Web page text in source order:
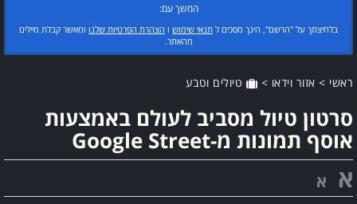
המשך עם:
בלחיצתך על "הרשם", הינך מסכים ל תנאי שימוש ו הצהרת הפרטיות שלנו ומאשר קבלת מיילים
מהאתר.
ראשי > אזור וידאו > טיולים וטבע
סרטון טיול מסביב לעולם באמצעות
אוסף תמונות מ-Google Street
א א